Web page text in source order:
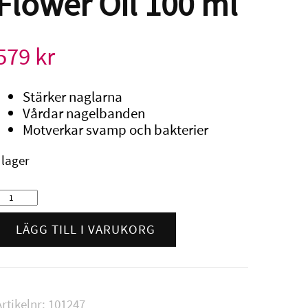
kr
Stärker naglarna
Vårdar nagelbanden
Motverkar svamp och bakterier
LÄGG TILL I VARUKORG
101247